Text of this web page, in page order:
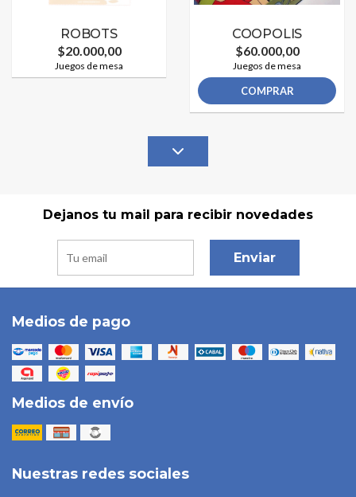
ROBOTS
$20.000,00
Juegos de mesa
COOPOLIS
$60.000,00
Juegos de mesa
COMPRAR
Dejanos tu mail para recibir novedades
Enviar
Medios de pago
Medios de envío
Nuestras redes sociales